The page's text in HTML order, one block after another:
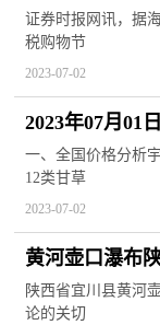
证券时报网讯，据
税购物节
2023-07-02
2023年07月01
一、全国价格分析
12类甘草
2023-07-02
黄河壶口瀑布
陕西省宜川县黄河
论的关切